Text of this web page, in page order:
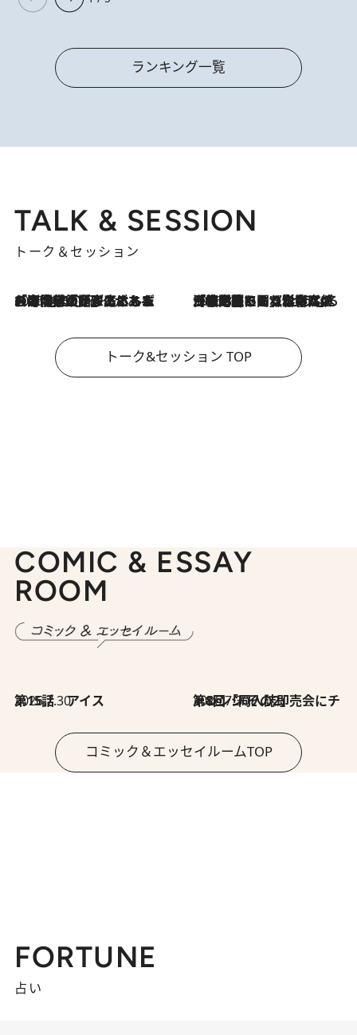
ランキング一覧
TALK & SESSION
トーク＆セッション
2026.8.3
「今後値上げがあるとすれば…」「リスクがあるのは今年の冬」エネルギー専門家が語る、ホルムズ海峡封鎖が家庭にもたらす“ある心配” 2026.8.3
「住宅建てられない…」「サーチャージ料の高値が続いている」ホルムズ海峡封鎖による影響はいつまで続く？《エネルギー専門家に聞く“どうなる日本の暮らし”》
トーク&セッション TOP
COMIC & ESSAY
ROOM
2026.7.30
第15話 アイス 2026.7.30
第8回「同人誌即売会にチャレンジ その2」
コミック＆エッセイルームTOP
FORTUNE
占い